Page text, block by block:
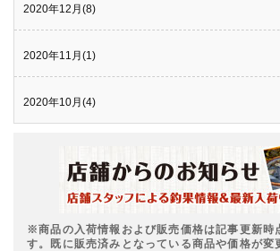
2020年12月(8)
2020年11月(1)
2020年10月(4)
※商品の入荷情報および販売価格は記事更新時
す。既に販売済みとなっている商品や価格が変